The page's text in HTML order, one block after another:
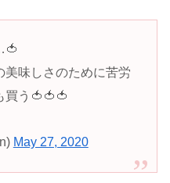
美味しさのために苦労
買う🍅🍅🍅
May 27, 2020